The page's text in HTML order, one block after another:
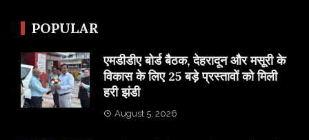
POPULAR
एमडीडीए बोर्ड बैठक, देहरादून और मसूरी के
विकास के लिए 25 बड़े प्रस्तावों को मिली
हरी झंडी
August 5, 2026